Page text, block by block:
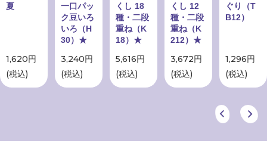
夏
1,620円
(税込)
一口パッ
ク豆いろ
いろ（H
30）★
3,240円
(税込)
くし 18
種・二段
重ね（K
18）★
5,616円
(税込)
くし 12
種・二段
重ね（K
212）★
3,672円
(税込)
ぐり（T
B12）
1,296円
(税込)